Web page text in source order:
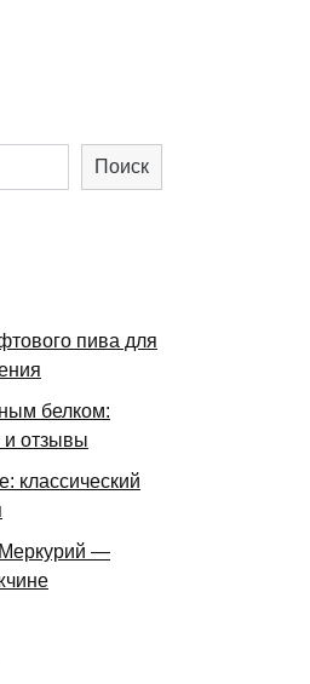
Поиск
пива для
белком:
и отзывы
классический
—